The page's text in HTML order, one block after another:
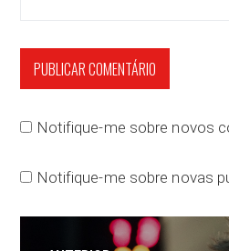
Notifique-me sobre novos
Notifique-me sobre novas